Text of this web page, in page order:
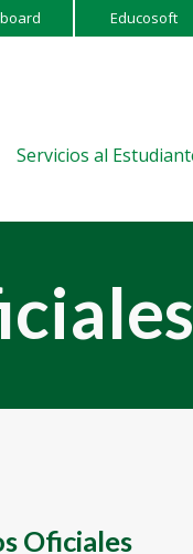
Educosoft
Servicios al
Oficiales